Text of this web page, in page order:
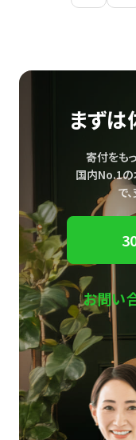
まずは
寄付をも
国内No.1の
で、
お問い